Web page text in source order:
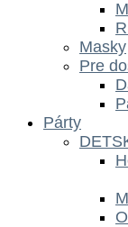
Masky
Pre
Párty